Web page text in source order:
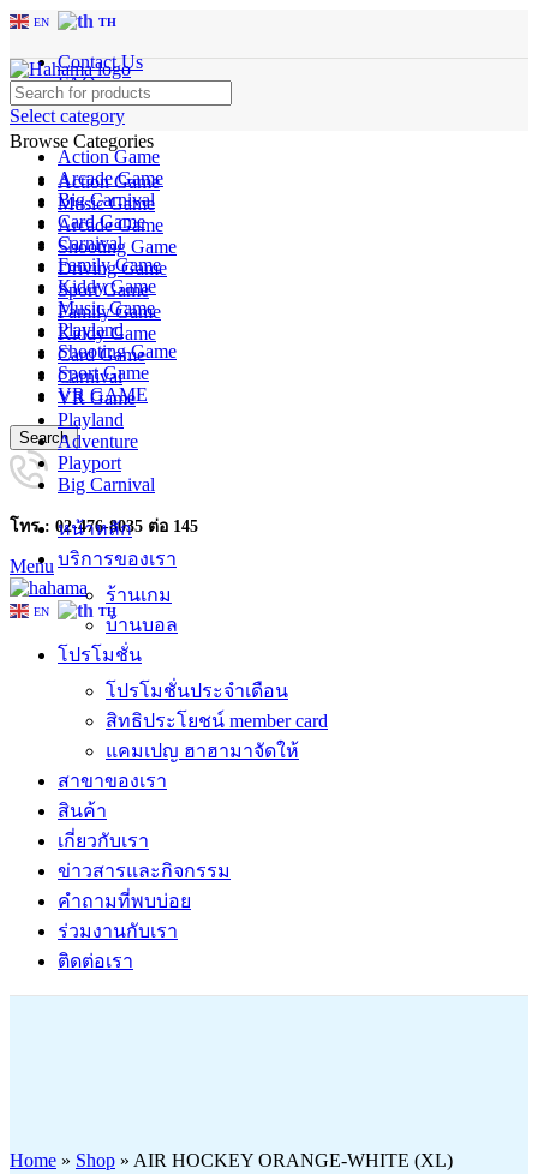
EN TH
Contact Us
FAQs
Select category
Action Game
Arcade Game
Big Carnival
Card Game
Carnival
Family Game
Kiddy Game
Music Game
Playland
Shooting Game
Sport Game
VR GAME
Search
โทร : 02-476-8035 ต่อ 145
Menu
EN TH
Browse Categories
Action Game
Music Game
Arcade Game
Shooting Game
Driving Game
Sport Game
Family Game
Kiddy Game
Card Game
Carnival
VR Game
Playland
Adventure
Playport
Big Carnival
หน้าหลัก
บริการของเรา
ร้านเกม
บ้านบอล
โปรโมชั่น
โปรโมชั่นประจำเดือน
สิทธิประโยชน์ member card
แคมเปญ ฮาฮามาจัดให้
สาขาของเรา
สินค้า
เกี่ยวกับเรา
ข่าวสารและกิจกรรม
คำถามที่พบบ่อย
ร่วมงานกับเรา
ติดต่อเรา
Home » Shop » AIR HOCKEY ORANGE-WHITE (XL)